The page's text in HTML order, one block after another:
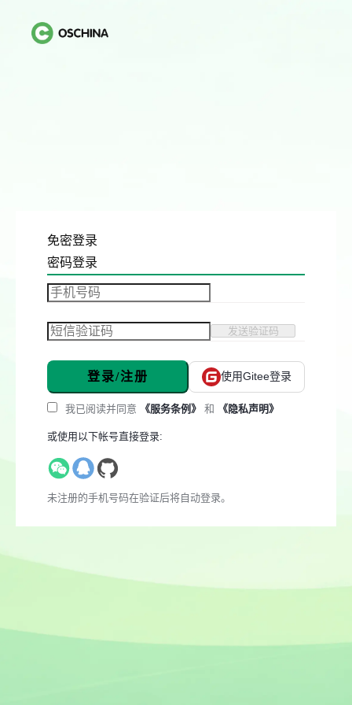
免密登录
密码登录
发送验证码
登录/注册 使用Gitee登录
我已阅读并同意 《服务条例》 和 《隐私声明》
或使用以下帐号直接登录:
未注册的手机号码在验证后将自动登录。